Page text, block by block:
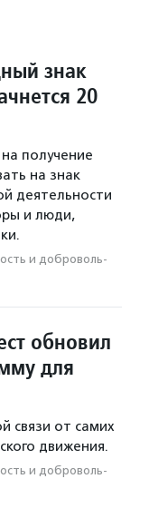
знак
20
получение
на знак
деятельности
и люди,
и доброволь­
обновил
для
связи от самих
движения.
и доброволь­